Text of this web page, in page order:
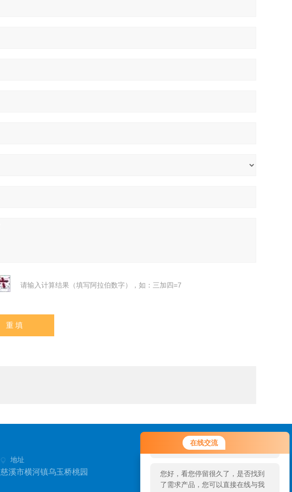
在线交流
您好！欢迎前来咨询，很高兴为您
服务，请问您要咨询什么问题呢？
您好，看您停留很久了，是否找到
了需求产品，您可以直接在线与我
请输入计算结果（填写阿拉伯数字），如：三加四=7
地址
慈溪市横河镇乌玉桥桃园